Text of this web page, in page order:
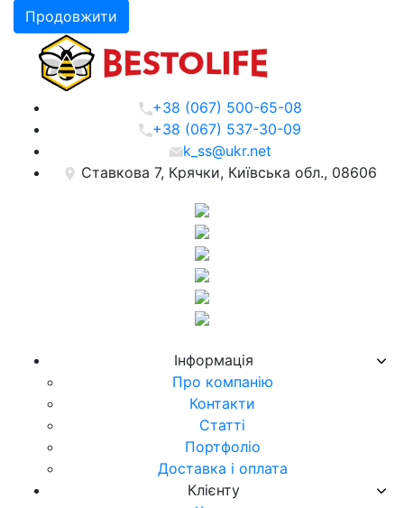
Продовжити
+38 (067) 500-65-08
+38 (067) 537-30-09
k_ss@ukr.net
Ставкова 7, Крячки, Київська обл., 08606
Iнформацiя
Про компанiю
Контакти
Статті
Портфоліо
Доставка і оплата
Клієнту